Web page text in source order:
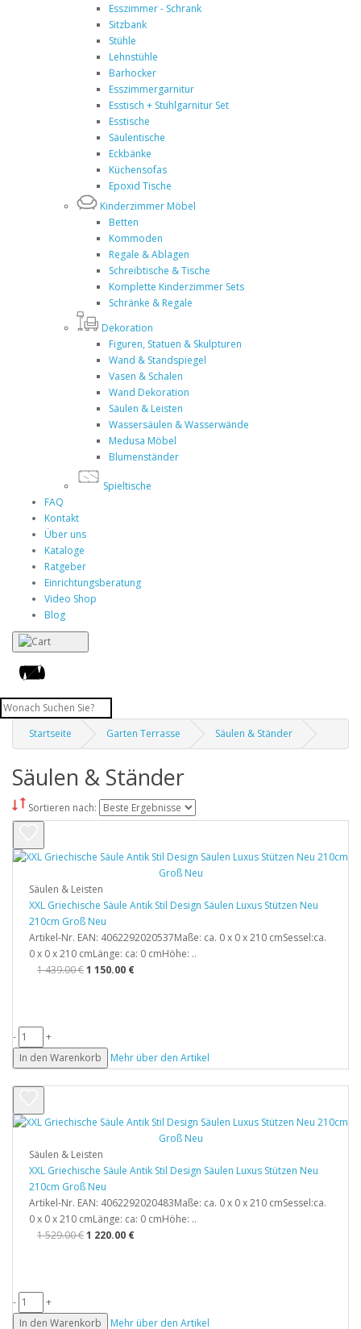
Esszimmer - Schrank
Sitzbank
Stühle
Lehnstühle
Barhocker
Esszimmergarnitur
Esstisch + Stuhlgarnitur Set
Esstische
Säulentische
Eckbänke
Küchensofas
Epoxid Tische
Kinderzimmer Möbel
Betten
Kommoden
Regale & Ablagen
Schreibtische & Tische
Komplette Kinderzimmer Sets
Schränke & Regale
Dekoration
Figuren, Statuen & Skulpturen
Wand & Standspiegel
Vasen & Schalen
Wand Dekoration
Säulen & Leisten
Wassersäulen & Wasserwände
Medusa Möbel
Blumenständer
Spieltische
FAQ
Kontakt
Über uns
Kataloge
Ratgeber
Einrichtungsberatung
Video Shop
Blog
Startseite Garten Terrasse Säulen & Ständer
Säulen & Ständer
Sortieren nach:
Säulen & Leisten
XXL Griechische Säule Antik Stil Design Säulen Luxus Stützen Neu
210cm Groß Neu
Artikel-Nr. EAN: 4062292020537Maße: ca. 0 x 0 x 210 cmSessel:ca.
0 x 0 x 210 cmLänge: ca: 0 cmHöhe: ..
1 439.00 €1 150.00 €
-
+
In den Warenkorb
Mehr über den Artikel
Säulen & Leisten
XXL Griechische Säule Antik Stil Design Säulen Luxus Stützen Neu
210cm Groß Neu
Artikel-Nr. EAN: 4062292020483Maße: ca. 0 x 0 x 210 cmSessel:ca.
0 x 0 x 210 cmLänge: ca: 0 cmHöhe: ..
1 529.00 €1 220.00 €
-
+
In den Warenkorb
Mehr über den Artikel